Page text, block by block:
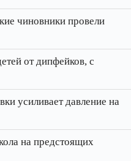
чиновники провели
от дипфейков, с
усиливает давление на
на предстоящих